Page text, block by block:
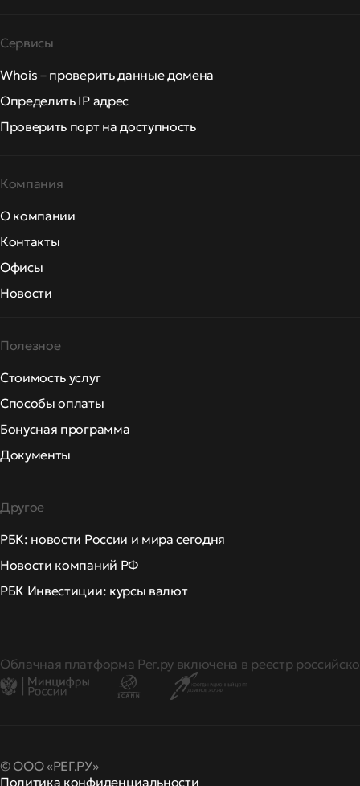
Сервисы
Whois – проверить данные домена
Определить IP адрес
Проверить порт на доступность
Компания
О компании
Контакты
Офисы
Новости
Полезное
Стоимость услуг
Способы оплаты
Бонусная программа
Документы
Другое
РБК: новости России и мира сегодня
Новости компаний РФ
РБК Инвестиции: курсы валют
Облачная платформа Рег.ру включена в реестр
© ООО «РЕГ.РУ»
Политика конфиденциальности